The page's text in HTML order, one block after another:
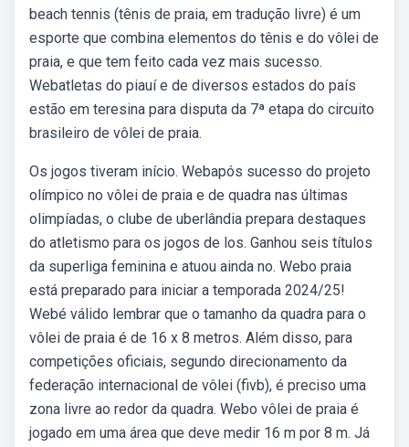
beach tennis (tênis de praia, em tradução livre) é um
esporte que combina elementos do tênis e do vôlei de
praia, e que tem feito cada vez mais sucesso.
Webatletas do piauí e de diversos estados do país
estão em teresina para disputa da 7ª etapa do circuito
brasileiro de vôlei de praia.
Os jogos tiveram início. Webapós sucesso do projeto
olímpico no vôlei de praia e de quadra nas últimas
olimpíadas, o clube de uberlândia prepara destaques
do atletismo para os jogos de los. Ganhou seis títulos
da superliga feminina e atuou ainda no. Webo praia
está preparado para iniciar a temporada 2024/25!
Webé válido lembrar que o tamanho da quadra para o
vôlei de praia é de 16 x 8 metros. Além disso, para
competições oficiais, segundo direcionamento da
federação internacional de vôlei (fivb), é preciso uma
zona livre ao redor da quadra. Webo vôlei de praia é
jogado em uma área que deve medir 16 m por 8 m. Já